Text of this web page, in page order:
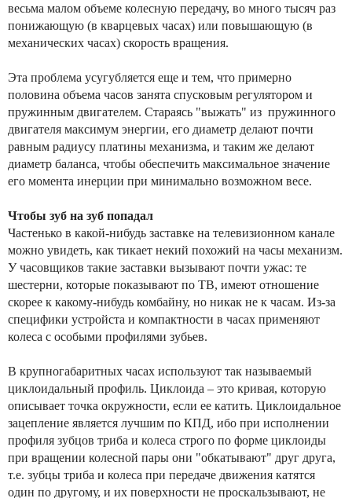
весьма малом объеме колесную передачу, во много тысяч раз
понижающую (в кварцевых часах) или повышающую (в
механических часах) скорость вращения.
Эта проблема усугубляется еще и тем, что примерно
половина объема часов занята спусковым регулятором и
пружинным двигателем. Стараясь "выжать" из пружинного
двигателя максимум энергии, его диаметр делают почти
равным радиусу платины механизма, и таким же делают
диаметр баланса, чтобы обеспечить максимальное значение
его момента инерции при минимально возможном весе.
Чтобы зуб на зуб попадал
Частенько в какой-нибудь заставке на телевизионном канале
можно увидеть, как тикает некий похожий на часы механизм.
У часовщиков такие заставки вызывают почти ужас: те
шестерни, которые показывают по ТВ, имеют отношение
скорее к какому-нибудь комбайну, но никак не к часам. Из-за
специфики устройста и компактности в часах применяют
колеса с особыми профилями зубьев.
В крупногабаритных часах используют так называемый
циклоидальный профиль. Циклоида – это кривая, которую
описывает точка окружности, если ее катить. Циклоидальное
зацепление является лучшим по КПД, ибо при исполнении
профиля зубцов триба и колеса строго по форме циклоиды
при вращении колесной пары они "обкатывают" друг друга,
т.е. зубцы триба и колеса при передаче движения катятся
один по другому, и их поверхности не проскальзывают, не